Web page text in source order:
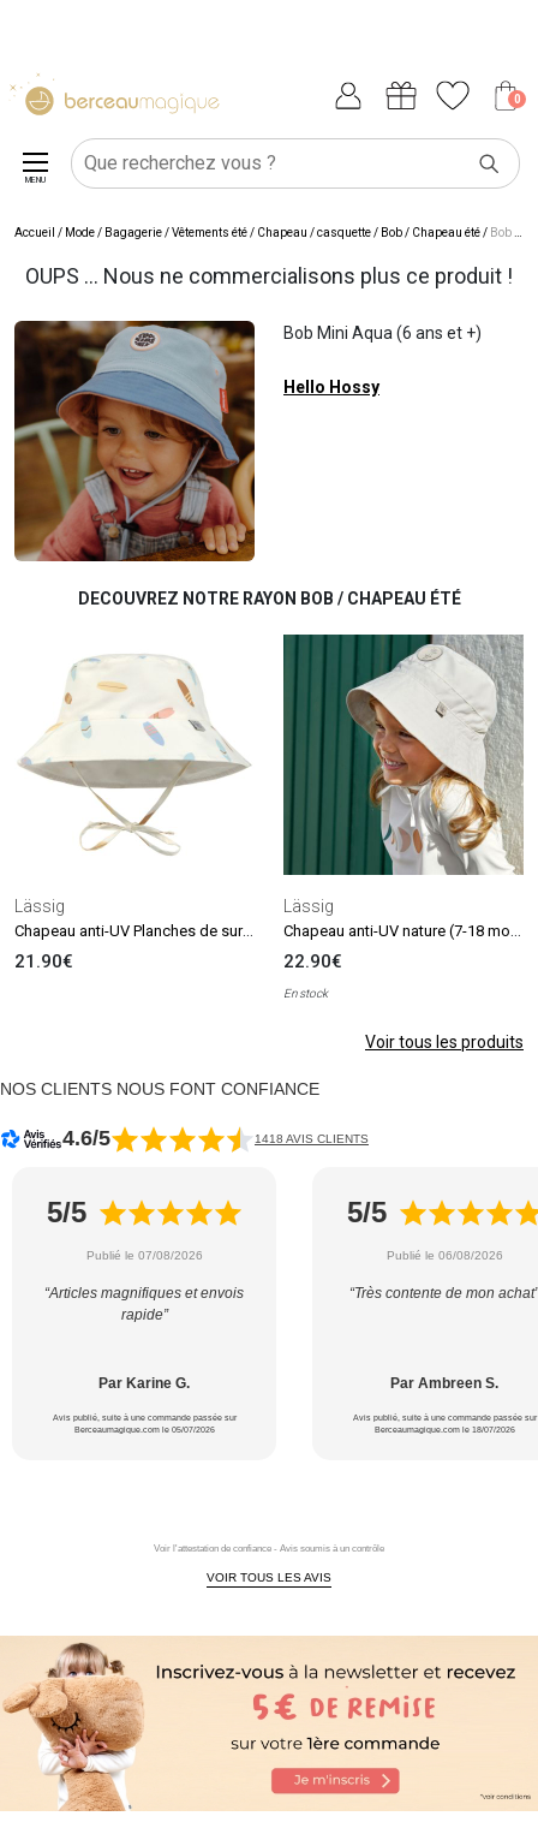
0
MENU
Accueil / Mode / Bagagerie/Vêtements été/ Chapeau / casquette/ Bob / Chapeau été/ Bob Mini Aqua (6 ans et +)
OUPS ... Nous ne commercialisons plus ce produit !
Bob Mini Aqua (6 ans et +)
Hello Hossy
DECOUVREZ NOTRE RAYON BOB / CHAPEAU ÉTÉ
Lässig
Chapeau anti-UV Planches de surf écru (07-18 mois)
21.90€
Lässig
22.90€
En stock
Voir tous les produits
NOS CLIENTS NOUS FONT CONFIANCE
4.6/5 1418 AVIS CLIENTS
5/5
Publié le 07/08/2026
“Articles magnifiques et envois
rapide”
Par Karine G.
Avis publié, suite à une commande passée sur
Berceaumagique.com le 05/07/2026
5/5
Publié le 06/08/2026
“Très contente de mon achat”
Par Ambreen S.
Avis publié, suite à une commande passée sur
Berceaumagique.com le 18/07/2026
Voir l'attestation de confiance - Avis soumis à un contrôle
VOIR TOUS LES AVIS